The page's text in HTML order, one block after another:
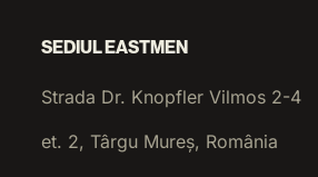
SEDIUL EASTMEN
Strada Dr. Knopfler Vilmos 2-4
et. 2, Târgu Mureș, România